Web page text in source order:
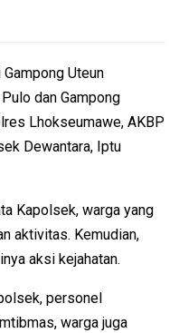
Uteun
dan Gampong
Lhokseumawe, AKBP
Dewantara, Iptu
Kapolsek, warga yang
aktivitas. Kemudian,
aksi kejahatan.
personel
warga juga